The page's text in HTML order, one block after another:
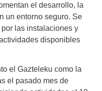
el desarrollo, la
un entorno seguro. Se
las instalaciones y
disponibles
el Gazteleku como la
el pasado mes de